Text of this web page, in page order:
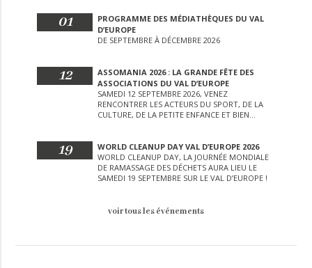
01
PROGRAMME DES MÉDIATHÈQUES DU VAL
D’EUROPE
DE SEPTEMBRE À DÉCEMBRE 2026
12
ASSOMANIA 2026 : LA GRANDE FÊTE DES
ASSOCIATIONS DU VAL D’EUROPE
SAMEDI 12 SEPTEMBRE 2026, VENEZ
RENCONTRER LES ACTEURS DU SPORT, DE LA
CULTURE, DE LA PETITE ENFANCE ET BIEN
19
WORLD CLEANUP DAY VAL D’EUROPE 2026
WORLD CLEANUP DAY, LA JOURNÉE MONDIALE
DE RAMASSAGE DES DÉCHETS AURA LIEU LE
SAMEDI 19 SEPTEMBRE SUR LE VAL D’EUROPE !
voir tous les événements